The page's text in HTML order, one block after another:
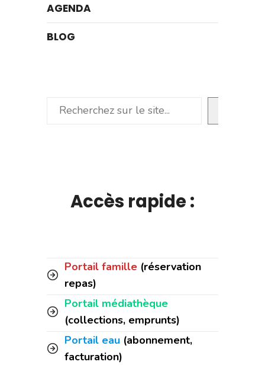
AGENDA
BLOG
Rechercher
Accès rapide :
Portail famille (réservation
repas)
Portail médiathèque
(collections, emprunts)
Portail eau (abonnement,
facturation)